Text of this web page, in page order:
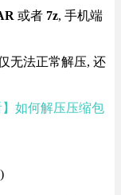
或者 7z, 手机端
无法正常解压, 还
】如何解压压缩包